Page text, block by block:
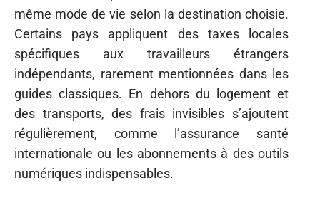
même mode de vie selon la destination choisie.
Certains pays appliquent des taxes locales
spécifiques aux travailleurs étrangers
indépendants, rarement mentionnées dans les
guides classiques. En dehors du logement et
des transports, des frais invisibles s’ajoutent
régulièrement, comme l’assurance santé
internationale ou les abonnements à des outils
numériques indispensables.